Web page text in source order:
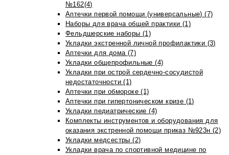
№162(4)
Аптечки первой помощи (универсальные) (7)
Наборы для врача общей практики (1)
Фельдшерские наборы (1)
Укладки экстренной личной профилактики (3)
Аптечки для дома (7)
Укладки общепрофильные (4)
Укладки при острой сердечно-сосудистой
недостаточности (1)
Аптечки при обмороке (1)
Аптечки при гипертоническом кризе (1)
Укладки педиатрические (4)
Комплекты инструментов и оборудования для
оказания экстренной помощи приказ №923н (2)
Укладки медсестры (2)
Укладки врача по спортивной медицине по